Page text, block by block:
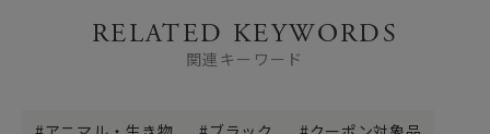
RELATED KEYWORDS
関連キーワード